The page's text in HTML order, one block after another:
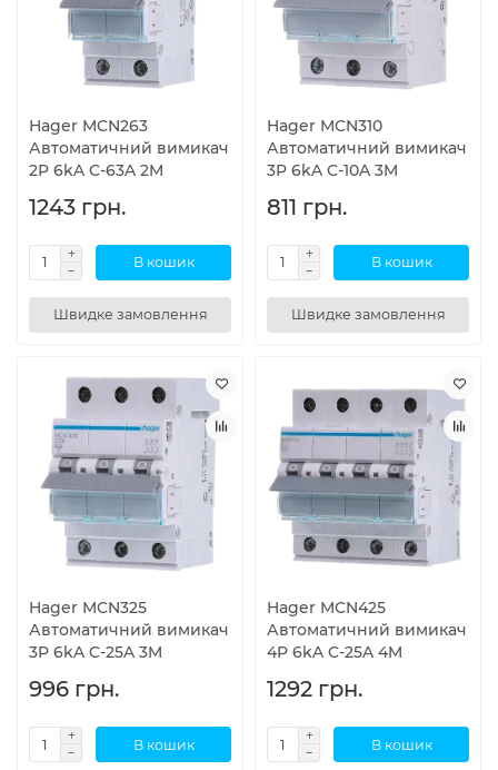
Hager MCN263
Автоматичний вимикач
2P 6kA C-63A 2M
1243 грн.
В кошик
Швидке замовлення
Hager MCN310
Автоматичний вимикач
3P 6kA C-10A 3M
811 грн.
В кошик
Швидке замовлення
Hager MCN325
Автоматичний вимикач
3P 6kA C-25A 3M
996 грн.
В кошик
Hager MCN425
Автоматичний вимикач
4P 6kA C-25A 4M
1292 грн.
В кошик